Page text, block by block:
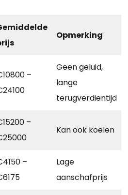
Opmerking
–
Geen geluid,
lange
terugverdientijd
–
Kan ook koelen
–
Lage
aanschafprijs